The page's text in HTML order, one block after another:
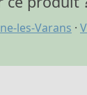
les-Varans ·